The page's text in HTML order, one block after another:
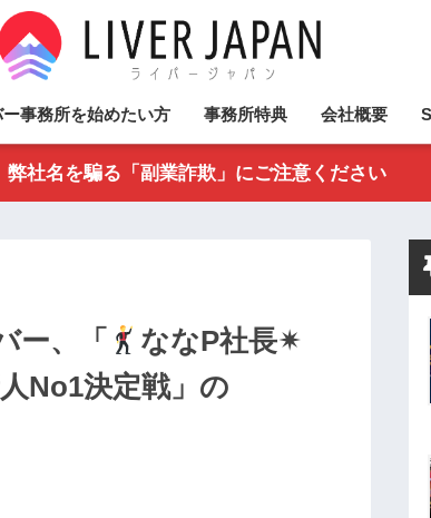
ー事務所を始めたい方 事務所特典 会社概要
弊社名を騙る「副業詐欺」にご注意ください
ー、「
ななP社長✴︎
No1決定戦」の